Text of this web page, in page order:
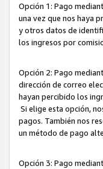
Opción 1: Pago
una vez que nos haya
y otros datos de
los ingresos por
Opción 2: Pago
dirección de correo
hayan percibido los
Si elige esta opción,
pagos. También nos
un método de pago
Opción 3: Pago